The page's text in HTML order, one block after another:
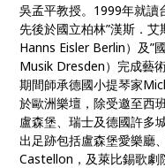
吳孟平教授。 1999年就讀
先後於國立柏林”漢斯．艾
Hanns Eisler Berlin）及”
Musik Dresden）完成藝
期間師承德國小提琴家
於歐洲樂壇，除受邀至西
盧森堡、瑞士及德國許多
出足跡包括盧森堡愛樂廳
Castellon ，及萊比錫歌劇